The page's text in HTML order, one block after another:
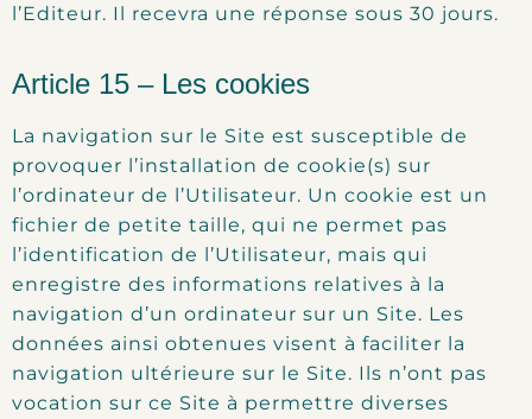
l’Editeur. Il recevra une réponse sous 30 jours.
Article 15 – Les cookies
La navigation sur le Site est susceptible de
provoquer l’installation de cookie(s) sur
l’ordinateur de l’Utilisateur. Un cookie est un
fichier de petite taille, qui ne permet pas
l’identification de l’Utilisateur, mais qui
enregistre des informations relatives à la
navigation d’un ordinateur sur un Site. Les
données ainsi obtenues visent à faciliter la
navigation ultérieure sur le Site. Ils n’ont pas
vocation sur ce Site à permettre diverses